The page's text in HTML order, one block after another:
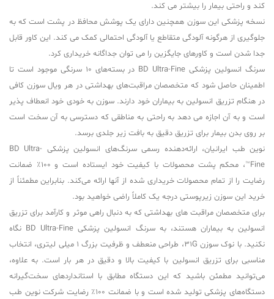
کند و راحتی بیمار را بیشتر می کند.
نسخه پزشکی این سوزن همچنین دارای یک پوشش محافظ در پشت است که به
جلوگیری از هرگونه آلودگی متقاطع یا آلودگی احتمالی کمک می کند. این کاور قابل
جدا شدن است و کاورهای جایگزین را می توان جداگانه خریداری کرد.
سرنگ انسولین پزشکی BD Ultra-Fine در بسته‌های 10 سرنگی موجود است تا
اطمینان حاصل شود که متخصصان مراقبت‌های بهداشتی در هر ویال سوزن کافی
در هنگام تزریق انسولین به بیماران خود دارند. سوزن به خودی خود انعطاف پذیر
است و به آن اجازه می دهد به راحتی به مناطقی که دسترسی به آن سخت است
بر روی بدن بیمار برای تزریق دقیق به بافت زیر جلدی برسد.
نوین طب ایرانیان، ارائه‌دهنده رسمی سرنگ‌های انسولین پزشکی BD Ultra-
Fine™، محکم پشت محصولات با کیفیت خود ایستاده است و 100٪ ضمانت
رضایت را از تمام محصولات خریداری شده از آنها ارائه می‌کند. بنابراین مطمئناً از
خرید این سوزن زیرپوستی درجه یک کاملاً راضی خواهید بود.
برای متخصصان مراقبت های بهداشتی که به دنبال راهی موثر و کارآمد برای تزریق
انسولین به بیماران هستند، به سرنگ انسولین پزشکی BD Ultra-Fine نگاه
نکنید. با نوک سوزن 31G، طراحی منعطف و ظرفیت بزرگ 1 میلی لیتری، انتخاب
مناسبی برای تزریق انسولین با کیفیت بالا و دقیق در هر بار است. به علاوه،
می‌توانید مطمئن باشید که این دستگاه مطابق با استانداردهای سخت‌گیرانه
دستگاه‌های پزشکی تولید شده است و با ضمانت 100٪ رضایت شرکت نوین طب